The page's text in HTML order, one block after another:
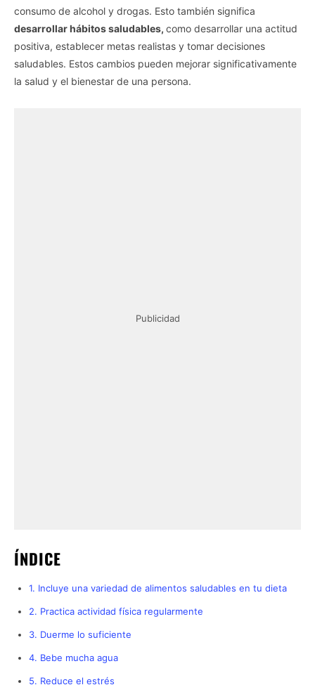
consumo de alcohol y drogas. Esto también significa
desarrollar hábitos saludables, como desarrollar una actitud
positiva, establecer metas realistas y tomar decisiones
saludables. Estos cambios pueden mejorar significativamente
la salud y el bienestar de una persona.
Publicidad
ÍNDICE
1. Incluye una variedad de alimentos saludables en tu dieta
2. Practica actividad física regularmente
3. Duerme lo suficiente
4. Bebe mucha agua
5. Reduce el estrés